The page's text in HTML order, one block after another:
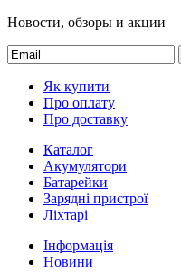
Новости, обзоры и акции
Як купити
Про оплату
Про доставку
Каталог
Акумулятори
Батарейки
Зарядні пристрої
Ліхтарі
Інформація
Новини